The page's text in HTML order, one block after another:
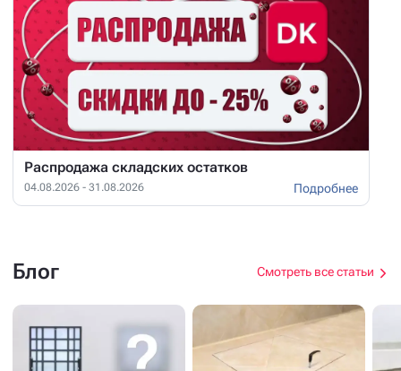
Распродажа складских остатков
04.08.2026 - 31.08.2026 Подробнее
Блог Смотреть все статьи